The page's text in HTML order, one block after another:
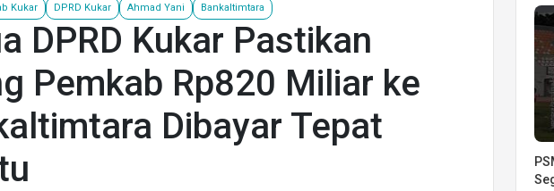
Kukar DPRD Kukar Ahmad Yani Bankaltimtara
DPRD Kukar Pastikan
Pemkab Rp820 Miliar ke
Dibayar Tepat